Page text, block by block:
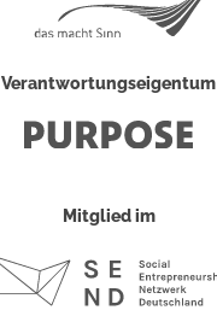
Verantwortungseigentum
Mitglied im